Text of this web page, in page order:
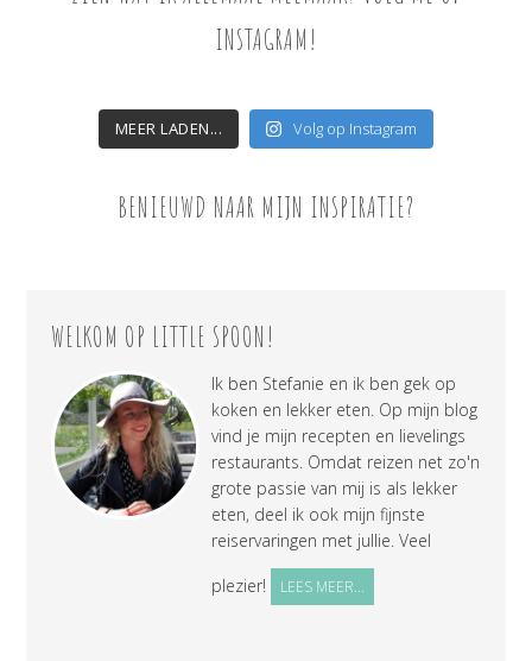
INSTAGRAM!
MEER LADEN... Volg op Instagram
BENIEUWD NAAR MIJN INSPIRATIE?
WELKOM OP LITTLE SPOON!
Ik ben Stefanie en ik ben gek op
koken en lekker eten. Op mijn blog
vind je mijn recepten en lievelings
restaurants. Omdat reizen net zo'n
grote passie van mij is als lekker
eten, deel ik ook mijn fijnste
reiservaringen met jullie. Veel
plezier!
LEES MEER...